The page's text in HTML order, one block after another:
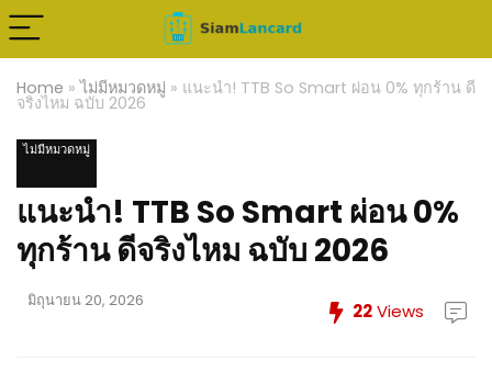
Home »ไม่มีหมวดหมู่ » แนะนำ! TTB So Smart ผ่อน 0% ทุกร้าน ดี
จริงไหม ฉบับ 2026
ไม่มีหมวดหมู่
แนะนำ! TTB So Smart ผ่อน 0%
ทุกร้าน ดีจริงไหม ฉบับ 2026
มิถุนายน 20, 2026 22Views